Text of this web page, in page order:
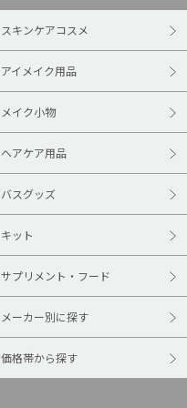
スキンケアコスメ
アイメイク用品
メイク小物
ヘアケア用品
バスグッズ
キット
サプリメント・フード
メーカー別に探す
価格帯から探す